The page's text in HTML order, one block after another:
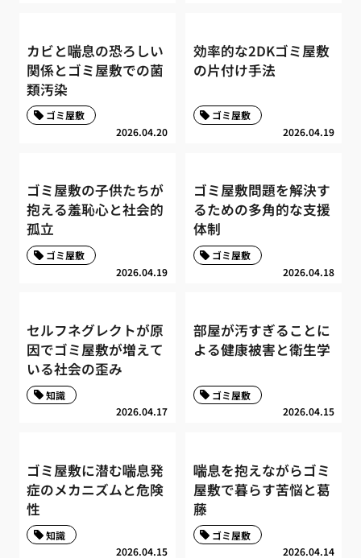
カビと喘息の恐ろしい
関係とゴミ屋敷での菌
類汚染
2026.04.20
ゴミ屋敷
効率的な2DKゴミ屋敷
の片付け手法
2026.04.19
ゴミ屋敷
ゴミ屋敷の子供たちが
抱える羞恥心と社会的
孤立
2026.04.19
ゴミ屋敷
ゴミ屋敷問題を解決す
るための多角的な支援
体制
2026.04.18
ゴミ屋敷
セルフネグレクトが原
因でゴミ屋敷が増えて
いる社会の歪み
2026.04.17
知識
部屋が汚すぎることに
よる健康被害と衛生学
2026.04.15
ゴミ屋敷
ゴミ屋敷に潜む喘息発
症のメカニズムと危険
性
2026.04.15
知識
喘息を抱えながらゴミ
屋敷で暮らす苦悩と葛
藤
2026.04.14
ゴミ屋敷